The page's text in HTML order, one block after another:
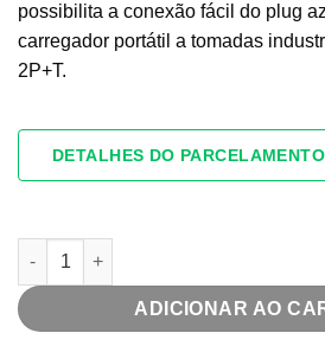
possibilita a conexão fácil do plug
carregador portátil a tomadas
2P+T.
DETALHES DO PARCELAMENTO
ADAPTADOR TOMADA 16A 220V
ADICIONAR AO